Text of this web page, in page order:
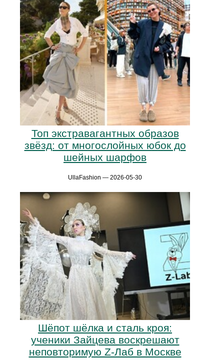
Топ экстравагантных образов
звёзд: от многослойных юбок до
шейных шарфов
UllaFashion — 2026-05-30
Шёпот шёлка и сталь кроя:
ученики Зайцева воскрешают
неповторимую Z-Лаб в Москве